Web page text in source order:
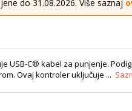
do 31.08.2026. Više saznaj
USB-C® kabel za punjenje.
Ovaj kontroler uključuje ...